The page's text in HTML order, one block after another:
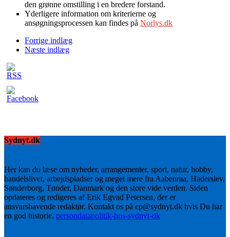
den grønne omstilling i en bredere forstand.
Yderligere information om kriterierne og
ansøgningsprocessen kan findes på Norlys.dk
Forrige indlæg
Næste indlæg
Sydnyt.dk
Her kan du læse om nyheder, arrangementer, sport, natur, hobby,
handelslivet, arbejdspladser og meget mere fra Aabenraa, Haderslev,
Sønderborg, Tønder, Danmark og den store vide verden. Siden
opdateres og redigeres af Erik Egvad Petersen, der er
ansvarshavende redaktør. Kontakt os på ep@sydnyt.dk hvis Du har
en god historie. persondatapolitik-hos-sydnyt-dk